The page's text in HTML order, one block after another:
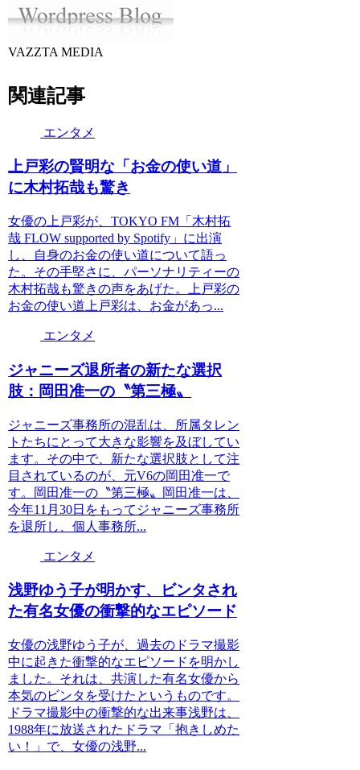
VAZZTA MEDIA
関連記事
エンタメ
上戸彩の賢明な「お金の使い道」
に木村拓哉も驚き
女優の上戸彩が、TOKYO FM「木村拓
哉 FLOW supported by Spotify」に出演
し、自身のお金の使い道について語っ
た。その手堅さに、パーソナリティーの
木村拓哉も驚きの声をあげた。上戸彩の
お金の使い道上戸彩は、お金があっ...
エンタメ
ジャニーズ退所者の新たな選択
肢：岡田准一の〝第三極〟
ジャニーズ事務所の混乱は、所属タレン
トたちにとって大きな影響を及ぼしてい
ます。その中で、新たな選択肢として注
目されているのが、元V6の岡田准一で
す。岡田准一の〝第三極〟岡田准一は、
今年11月30日をもってジャニーズ事務所
を退所し、個人事務所...
エンタメ
浅野ゆう子が明かす、ビンタされ
た有名女優の衝撃的なエピソード
女優の浅野ゆう子が、過去のドラマ撮影
中に起きた衝撃的なエピソードを明かし
ました。それは、共演した有名女優から
本気のビンタを受けたというものです。
ドラマ撮影中の衝撃的な出来事浅野は、
1988年に放送されたドラマ「抱きしめた
い！」で、女優の浅野...